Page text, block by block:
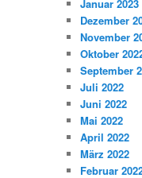
Januar 2023
Dezember
November
Oktober
September
Juli 2022
Juni 2022
Mai 2022
April 2022
März 2022
Februar